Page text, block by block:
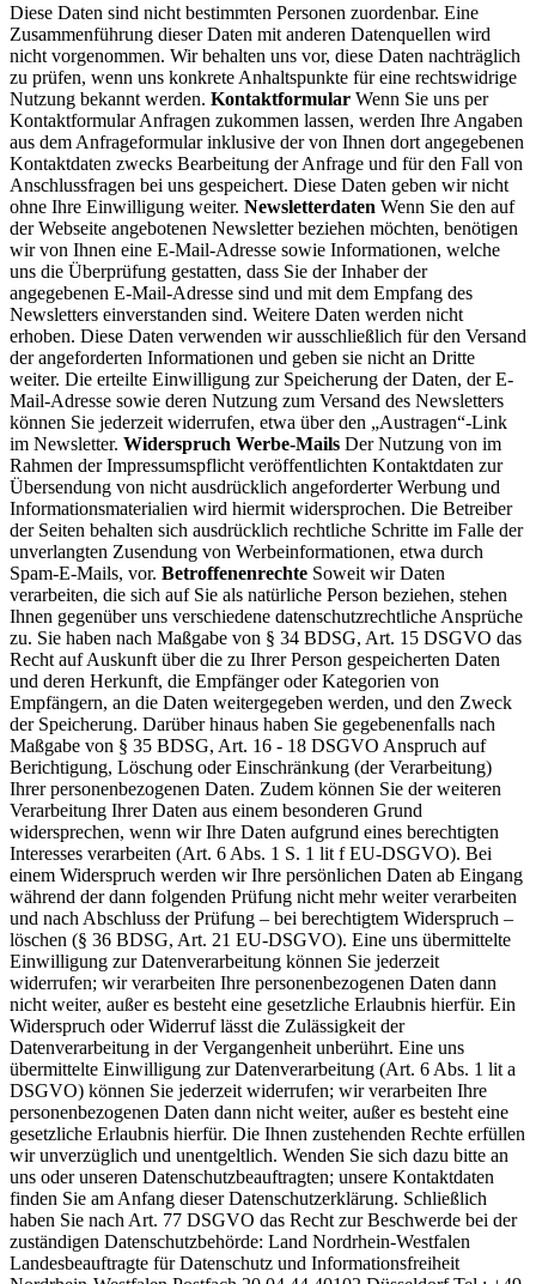
Diese Daten sind nicht bestimmten Personen zuordenbar. Eine
Zusammenführung dieser Daten mit anderen Datenquellen wird
nicht vorgenommen. Wir behalten uns vor, diese Daten nachträglich
zu prüfen, wenn uns konkrete Anhaltspunkte für eine rechtswidrige
Nutzung bekannt werden. Kontaktformular Wenn Sie uns per
Kontaktformular Anfragen zukommen lassen, werden Ihre Angaben
aus dem Anfrageformular inklusive der von Ihnen dort angegebenen
Kontaktdaten zwecks Bearbeitung der Anfrage und für den Fall von
Anschlussfragen bei uns gespeichert. Diese Daten geben wir nicht
ohne Ihre Einwilligung weiter. Newsletterdaten Wenn Sie den auf
der Webseite angebotenen Newsletter beziehen möchten, benötigen
wir von Ihnen eine E-Mail-Adresse sowie Informationen, welche
uns die Überprüfung gestatten, dass Sie der Inhaber der
angegebenen E-Mail-Adresse sind und mit dem Empfang des
Newsletters einverstanden sind. Weitere Daten werden nicht
erhoben. Diese Daten verwenden wir ausschließlich für den Versand
der angeforderten Informationen und geben sie nicht an Dritte
weiter. Die erteilte Einwilligung zur Speicherung der Daten, der E-
Mail-Adresse sowie deren Nutzung zum Versand des Newsletters
können Sie jederzeit widerrufen, etwa über den „Austragen“-Link
im Newsletter. Widerspruch Werbe-Mails Der Nutzung von im
Rahmen der Impressumspflicht veröffentlichten Kontaktdaten zur
Übersendung von nicht ausdrücklich angeforderter Werbung und
Informationsmaterialien wird hiermit widersprochen. Die Betreiber
der Seiten behalten sich ausdrücklich rechtliche Schritte im Falle der
unverlangten Zusendung von Werbeinformationen, etwa durch
Spam-E-Mails, vor. Betroffenenrechte Soweit wir Daten
verarbeiten, die sich auf Sie als natürliche Person beziehen, stehen
Ihnen gegenüber uns verschiedene datenschutzrechtliche Ansprüche
zu. Sie haben nach Maßgabe von § 34 BDSG, Art. 15 DSGVO das
Recht auf Auskunft über die zu Ihrer Person gespeicherten Daten
und deren Herkunft, die Empfänger oder Kategorien von
Empfängern, an die Daten weitergegeben werden, und den Zweck
der Speicherung. Darüber hinaus haben Sie gegebenenfalls nach
Maßgabe von § 35 BDSG, Art. 16 - 18 DSGVO Anspruch auf
Berichtigung, Löschung oder Einschränkung (der Verarbeitung)
Ihrer personenbezogenen Daten. Zudem können Sie der weiteren
Verarbeitung Ihrer Daten aus einem besonderen Grund
widersprechen, wenn wir Ihre Daten aufgrund eines berechtigten
Interesses verarbeiten (Art. 6 Abs. 1 S. 1 lit f EU-DSGVO). Bei
einem Widerspruch werden wir Ihre persönlichen Daten ab Eingang
während der dann folgenden Prüfung nicht mehr weiter verarbeiten
und nach Abschluss der Prüfung – bei berechtigtem Widerspruch –
löschen (§ 36 BDSG, Art. 21 EU-DSGVO). Eine uns übermittelte
Einwilligung zur Datenverarbeitung können Sie jederzeit
widerrufen; wir verarbeiten Ihre personenbezogenen Daten dann
nicht weiter, außer es besteht eine gesetzliche Erlaubnis hierfür. Ein
Widerspruch oder Widerruf lässt die Zulässigkeit der
Datenverarbeitung in der Vergangenheit unberührt. Eine uns
übermittelte Einwilligung zur Datenverarbeitung (Art. 6 Abs. 1 lit a
DSGVO) können Sie jederzeit widerrufen; wir verarbeiten Ihre
personenbezogenen Daten dann nicht weiter, außer es besteht eine
gesetzliche Erlaubnis hierfür. Die Ihnen zustehenden Rechte erfüllen
wir unverzüglich und unentgeltlich. Wenden Sie sich dazu bitte an
uns oder unseren Datenschutzbeauftragten; unsere Kontaktdaten
finden Sie am Anfang dieser Datenschutzerklärung. Schließlich
haben Sie nach Art. 77 DSGVO das Recht zur Beschwerde bei der
zuständigen Datenschutzbehörde: Land Nordrhein-Westfalen
Landesbeauftragte für Datenschutz und Informationsfreiheit